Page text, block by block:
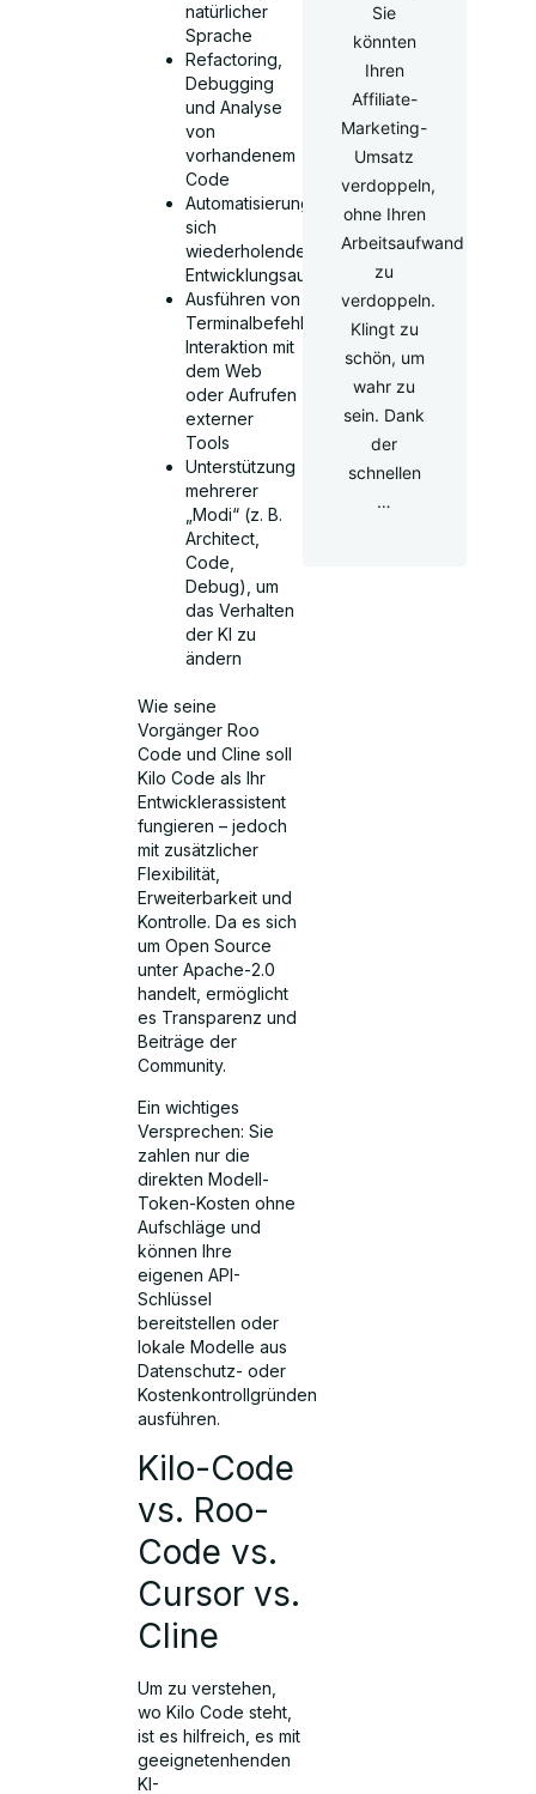
natürlicher
Sprache
Refactoring,
Debugging
und Analyse
von
vorhandenem
Code
Automatisierung
sich
wiederholender
Entwicklungsaufgaben
Ausführen von
Terminalbefehlen,
Interaktion mit
dem Web
oder Aufrufen
externer
Tools
Unterstützung
mehrerer
„Modi“ (z. B.
Architect,
Code,
Debug), um
das Verhalten
der KI zu
ändern
Wie seine
Vorgänger Roo
Code und Cline soll
Kilo Code als Ihr
Entwicklerassistent
fungieren – jedoch
mit zusätzlicher
Flexibilität,
Erweiterbarkeit und
Kontrolle. Da es sich
um Open Source
unter Apache-2.0
handelt, ermöglicht
es Transparenz und
Beiträge der
Community.
Ein wichtiges
Versprechen: Sie
zahlen nur die
direkten Modell-
Token-Kosten ohne
Aufschläge und
können Ihre
eigenen API-
Schlüssel
bereitstellen oder
lokale Modelle aus
Datenschutz- oder
Kostenkontrollgründen
ausführen.
Kilo-Code
vs. Roo-
Code vs.
Cursor vs.
Cline
Um zu verstehen,
wo Kilo Code steht,
ist es hilfreich, es mit
geeignetenhenden
KI-
Sie
könnten
Ihren
Affiliate-
Marketing-
Umsatz
verdoppeln,
ohne Ihren
Arbeitsaufwand
zu
verdoppeln.
Klingt zu
schön, um
wahr zu
sein. Dank
der
schnellen
…